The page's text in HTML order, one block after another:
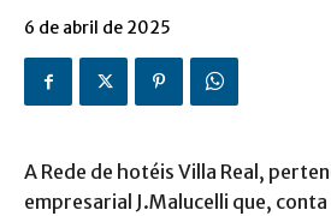
6 de abril de 2025
A Rede de hotéis Villa Real,
empresarial J.Malucelli que,